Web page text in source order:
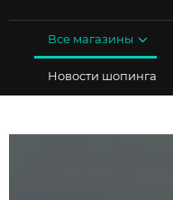
Все магазины
Новости шопинга